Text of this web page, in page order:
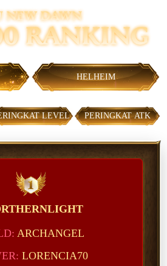
HELHEIM
LEVEL PERINGKAT ATK
ARCHANGEL
LORENCIA70